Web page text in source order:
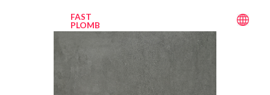
FAST
PLOMB